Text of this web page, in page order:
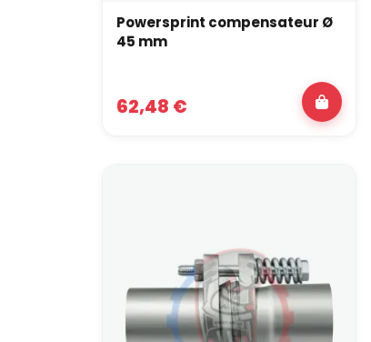
Powersprint compensateur Ø
45 mm
62,48 €